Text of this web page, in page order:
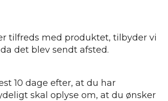
tilfreds med produktet, tilbyder vi
det blev sendt afsted.
10 dage efter, at du har
skal oplyse om, at du ønsker